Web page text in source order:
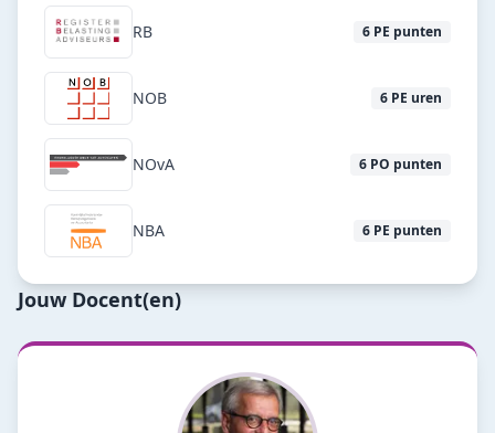
RB 6 PE punten
NOB 6 PE uren
NOvA 6 PO punten
NBA 6 PE punten
Jouw Docent(en)